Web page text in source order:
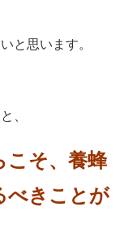
と思います。
、
こそ、養蜂
べきことが